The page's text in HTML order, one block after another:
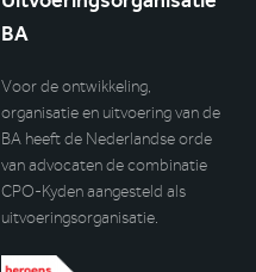
BA
Voor de ontwikkeling,
organisatie en uitvoering van de
BA heeft de Nederlandse orde
van advocaten de combinatie
CPO-Kyden aangesteld als
uitvoeringsorganisatie.